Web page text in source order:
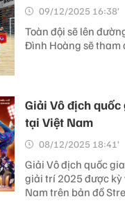
09/12/2025 16:38’
Toàn đội sẽ lên
Đình Hoàng sẽ
Giải Vô địch
tại Việt Nam
08/12/2025 18:41’
Giải Vô địch quốc
giải trí 2025 được
Nam trên bản đồ